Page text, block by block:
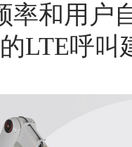
率和用
LTE呼叫